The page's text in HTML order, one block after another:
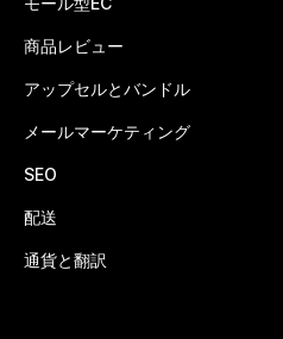
商品レビュー
アップセルとバンドル
メールマーケティング
SEO
配送
通貨と翻訳